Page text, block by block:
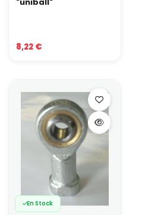
8,22 €
En Stock